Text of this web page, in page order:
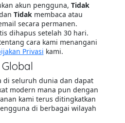
akun pengguna, Tidak
Tidakmembaca atau
secara permanen.
dihapus setelah 30 hari.
cara kami menangani
Privasi kami.
di seluruh dunia dan dapat
modern mana pun dengan
kami terus ditingkatkan
di berbagai wilayah